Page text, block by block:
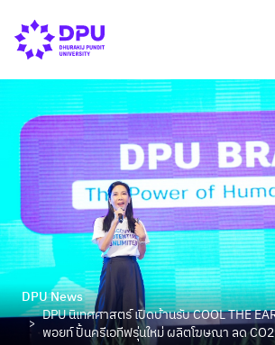
DPU News
> DPU นิเทศศาสตร์ เปิดบ้านรับ COOL THE
พอยท์ ปั้นครีเอทีฟรุ่นใหม่ ผลิตโฆษณา ลด